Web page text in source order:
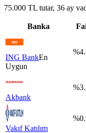
75.000 TL tutar, 36 ay
Banka
ING BankEn
Uygun
%
Akbank
%
Vakıf Katılım
%